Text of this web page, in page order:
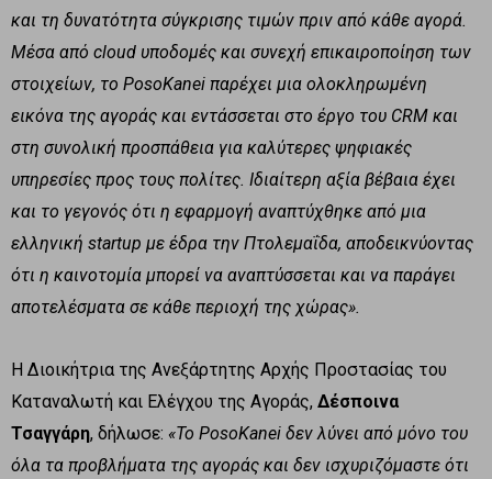
και τη δυνατότητα σύγκρισης τιμών πριν από κάθε αγορά.
Μέσα από cloud υποδομές και συνεχή επικαιροποίηση των
στοιχείων, το PosoKanei παρέχει μια ολοκληρωμένη
εικόνα της αγοράς και εντάσσεται στο έργο του CRM και
στη συνολική προσπάθεια για καλύτερες ψηφιακές
υπηρεσίες προς τους πολίτες. Ιδιαίτερη αξία βέβαια έχει
και το γεγονός ότι η εφαρμογή αναπτύχθηκε από μια
ελληνική startup με έδρα την Πτολεμαΐδα, αποδεικνύοντας
ότι η καινοτομία μπορεί να αναπτύσσεται και να παράγει
αποτελέσματα σε κάθε περιοχή της χώρας».
Η Διοικήτρια της Ανεξάρτητης Αρχής Προστασίας του
Καταναλωτή και Ελέγχου της Αγοράς, Δέσποινα
Τσαγγάρη, δήλωσε: «Το PosoKanei δεν λύνει από μόνο του
όλα τα προβλήματα της αγοράς και δεν ισχυριζόμαστε ότι